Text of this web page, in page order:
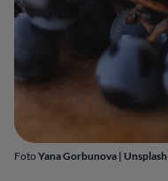
Foto Yana Gorbunova | Unsplash